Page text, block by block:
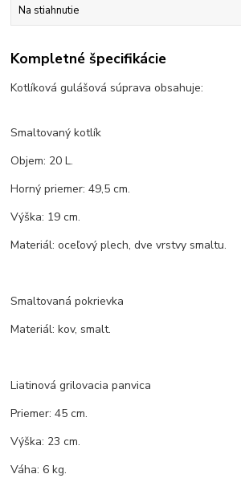
Na stiahnutie
Kompletné špecifikácie
Kotlíková gulášová súprava obsahuje:
Smaltovaný kotlík
Objem: 20 L.
Horný priemer: 49,5 cm.
Výška: 19 cm.
Materiál: oceľový plech, dve vrstvy smaltu.
Smaltovaná pokrievka
Materiál: kov, smalt.
Liatinová grilovacia panvica
Priemer: 45 cm.
Výška: 23 cm.
Váha: 6 kg.